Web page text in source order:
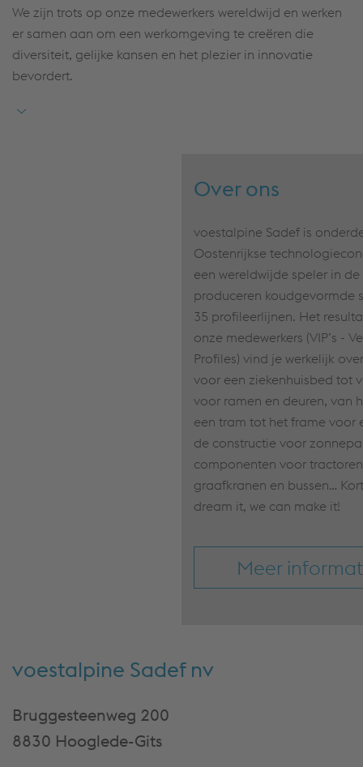
ons nooit stil.
Een voltijds contract in loondienst – contract van
onbepaalde duur.
smartphone, variabele premie, maaltijdcheques,
uurrooster, mogelijkheid tot één dag thuiswerk per
week, 10 betaalde ADV-dagen.
We zijn trots op onze medewerkers wereldwijd en werken
er samen aan om een werkomgeving te creëren die
diversiteit, gelijke kansen en het plezier in innovatie
bevordert.
Over ons
voestalpine Sadef is
Oostenrijkse
een wereldwijde speler in
produceren koudgevormde
35 profileerlijnen. Het
onze medewerkers (VIP’s -
Profiles) vind je werkelijk
voor een ziekenhuisbed tot
voor ramen en deuren, van
een tram tot het frame voor
de constructie voor
componenten voor
graafkranen en bussen…
dream it, we can make it!
Meer
voestalpine Sadef nv
Bruggesteenweg 200
8830 Hooglede-Gits